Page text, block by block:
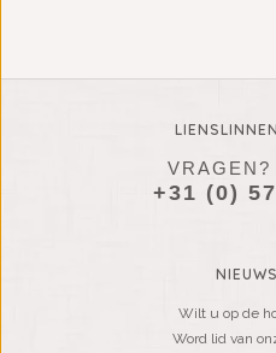
VRAGEN?
+31 (0)
Wilt u op de
Word lid van